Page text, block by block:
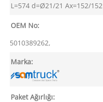
L=574 d=Ø21/21 Ax=152/152
OEM No:
5010389262,
Marka:
Paket Ağırlığı: